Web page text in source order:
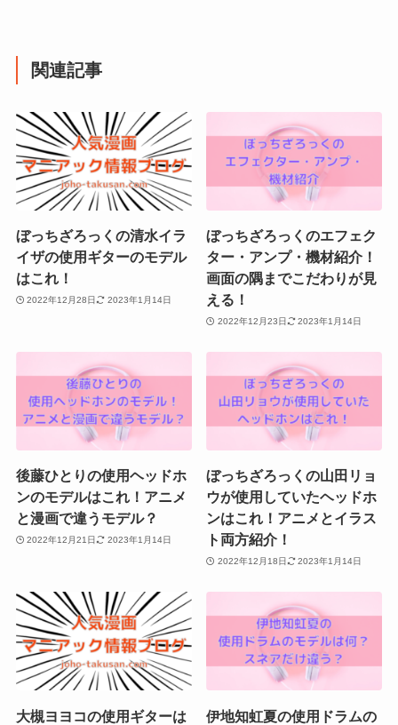
関連記事
ぼっちざろっくの清水イラ
イザの使用ギターのモデル
はこれ！
2022年12月28日 2023年1月14日
ぼっちざろっくのエフェク
ター・アンプ・機材紹介！
画面の隅までこだわりが見
える！
2022年12月23日 2023年1月14日
後藤ひとりの使用ヘッドホ
ンのモデルはこれ！アニメ
と漫画で違うモデル？
2022年12月21日 2023年1月14日
ぼっちざろっくの山田リョ
ウが使用していたヘッドホ
ンはこれ！アニメとイラス
ト両方紹介！
2022年12月18日 2023年1月14日
大槻ヨヨコの使用ギターは
伊地知虹夏の使用ドラムの